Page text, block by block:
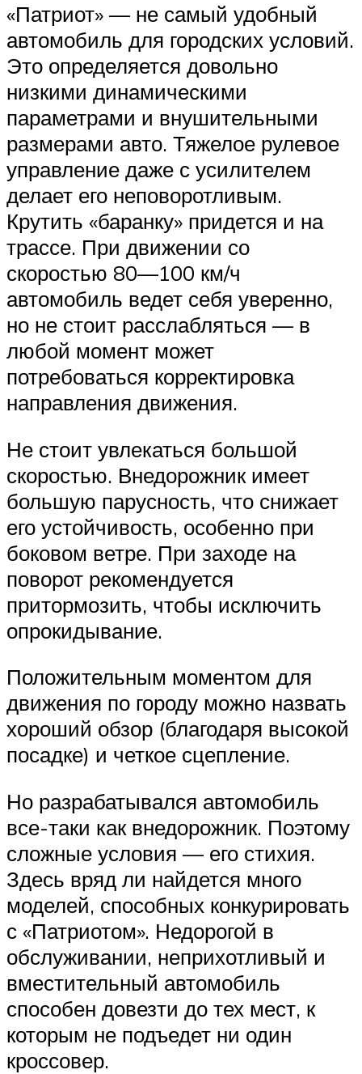
«Патриот» — не самый удобный
автомобиль для городских условий.
Это определяется довольно
низкими динамическими
параметрами и внушительными
размерами авто. Тяжелое рулевое
управление даже с усилителем
делает его неповоротливым.
Крутить «баранку» придется и на
трассе. При движении со
скоростью 80—100 км/ч
автомобиль ведет себя уверенно,
но не стоит расслабляться — в
любой момент может
потребоваться корректировка
направления движения.
Не стоит увлекаться большой
скоростью. Внедорожник имеет
большую парусность, что снижает
его устойчивость, особенно при
боковом ветре. При заходе на
поворот рекомендуется
притормозить, чтобы исключить
опрокидывание.
Положительным моментом для
движения по городу можно назвать
хороший обзор (благодаря высокой
посадке) и четкое сцепление.
Но разрабатывался автомобиль
все-таки как внедорожник. Поэтому
сложные условия — его стихия.
Здесь вряд ли найдется много
моделей, способных конкурировать
с «Патриотом». Недорогой в
обслуживании, неприхотливый и
вместительный автомобиль
способен довезти до тех мест, к
которым не подъедет ни один
кроссовер.